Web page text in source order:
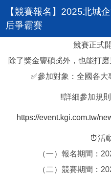
【競賽報名】2025北城
后爭霸賽
競賽正式
除了獎金豐碩💰外，也能打
✅參加對象：全國各大
‼️詳細參加規
https://event.kgi.com.tw/
⏰活
（一）報名期間：
（二）競賽期間：